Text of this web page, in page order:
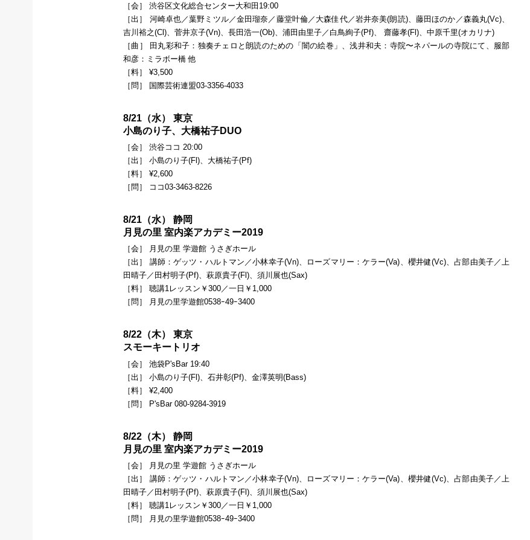
［会］ 渋谷区文化総合センター大和田19:00
［出］ 河崎卓也／葉野ミツル／金田瑠奈／藤堂叶倫／大森佳代／岩井奈美(朗読)、藤田ほのか／森義丸(Vc)、
吉川裕之(Cl)、菅井京子(Vn)、長田浩一(Ob)、浦田由里子／白鳥絢子(Pf)、 齋藤孝(Fl)、中原千里(オカリナ)
［曲］ 田丸彩和子：独奏チェロと朗読のための「闇の絵巻」、浅井和夫：寺院〜ネパールの寺院にて、服部
和彦：ミラボー橋 他
［料］ ¥3,500
［問］ 国際芸術連盟03-3356-4033
8/21（水） 東京
小島のり子、大橋祐子DUO
［会］ 渋谷ココ 20:00
［出］ 小島のり子(Fl)、大橋祐子(Pf)
［料］ ¥2,600
［問］ ココ03-3463-8226
8/21（水） 静岡
月見の里 室内楽アカデミー2019
［会］ 月見の里 学遊館 うさぎホール
［出］ 講師：ゲッツ・ハルトマン／小林幸子(Vn)、ローズマリー：ケラー(Va)、櫻井健(Vc)、占部由美子／上
田晴子／田村明子(Pf)、萩原貴子(Fl)、須川展也(Sax)
［料］ 聴講1レッスン￥300／一日￥1,000
［問］ 月見の里学遊館0538ｰ49ｰ3400
8/22（木） 東京
スモーキートリオ
［会］ 池袋P'sBar 19:40
［出］ 小島のり子(Fl)、石井彰(Pf)、金澤英明(Bass)
［料］ ¥2,400
［問］ P'sBar 080-9284-3919
8/22（木） 静岡
月見の里 室内楽アカデミー2019
［会］ 月見の里 学遊館 うさぎホール
［出］ 講師：ゲッツ・ハルトマン／小林幸子(Vn)、ローズマリー：ケラー(Va)、櫻井健(Vc)、占部由美子／上
田晴子／田村明子(Pf)、萩原貴子(Fl)、須川展也(Sax)
［料］ 聴講1レッスン￥300／一日￥1,000
［問］ 月見の里学遊館0538ｰ49ｰ3400